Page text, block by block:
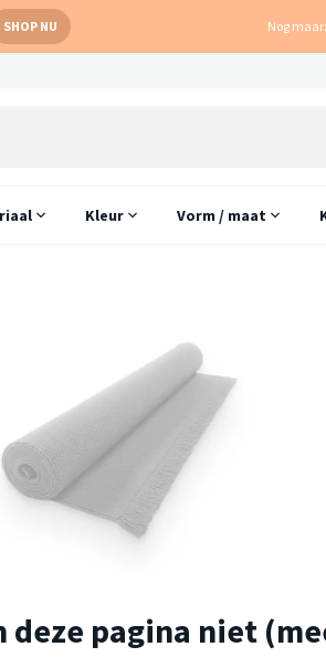
SHOP NU Nog maar:
Kleur Vorm / maat
deze pagina niet